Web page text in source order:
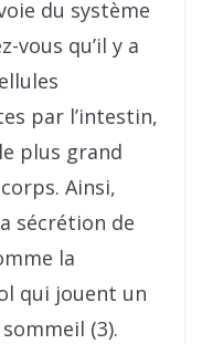
du système
vous qu’il y a
par l’intestin,
plus grand
Ainsi,
sécrétion de
la
qui jouent un
(3).